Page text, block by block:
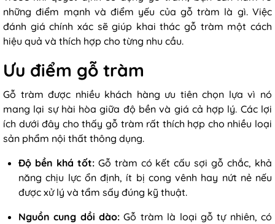
những điểm mạnh và điểm yếu của gỗ tràm là gì. Việc
đánh giá chính xác sẽ giúp khai thác gỗ tràm một cách
hiệu quả và thích hợp cho từng nhu cầu.
Ưu điểm gỗ tràm
Gỗ tràm được nhiều khách hàng ưu tiên chọn lựa vì nó
mang lại sự hài hòa giữa độ bền và giá cả hợp lý. Các lợi
ích dưới đây cho thấy gỗ tràm rất thích hợp cho nhiều loại
sản phẩm nội thất thông dụng.
Độ bền khá tốt: Gỗ tràm có kết cấu sợi gỗ chắc, khả
năng chịu lực ổn định, ít bị cong vênh hay nứt nẻ nếu
được xử lý và tẩm sấy đúng kỹ thuật.
Nguồn cung dồi dào: Gỗ tràm là loại gỗ tự nhiên, có